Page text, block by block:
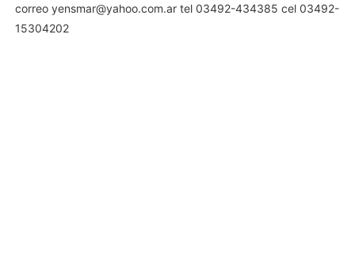
correo yensmar@yahoo.com.ar tel 03492-434385 cel 03492-
15304202